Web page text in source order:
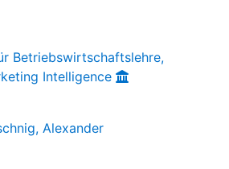
Betriebswirtschaftslehre,
Intelligence
Alexander